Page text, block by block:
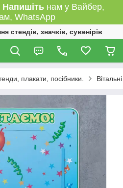
Напишітьнам у Вайбер,
WhatsApp
стендів, значків, сувенірів
плакати, посібники.